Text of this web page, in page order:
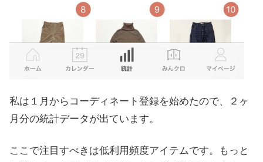
私は１月からコーディネート登録を始めたので、２ヶ
月分の統計データが出ています。
ここで注目すべきは低利用頻度アイテムです。もっと